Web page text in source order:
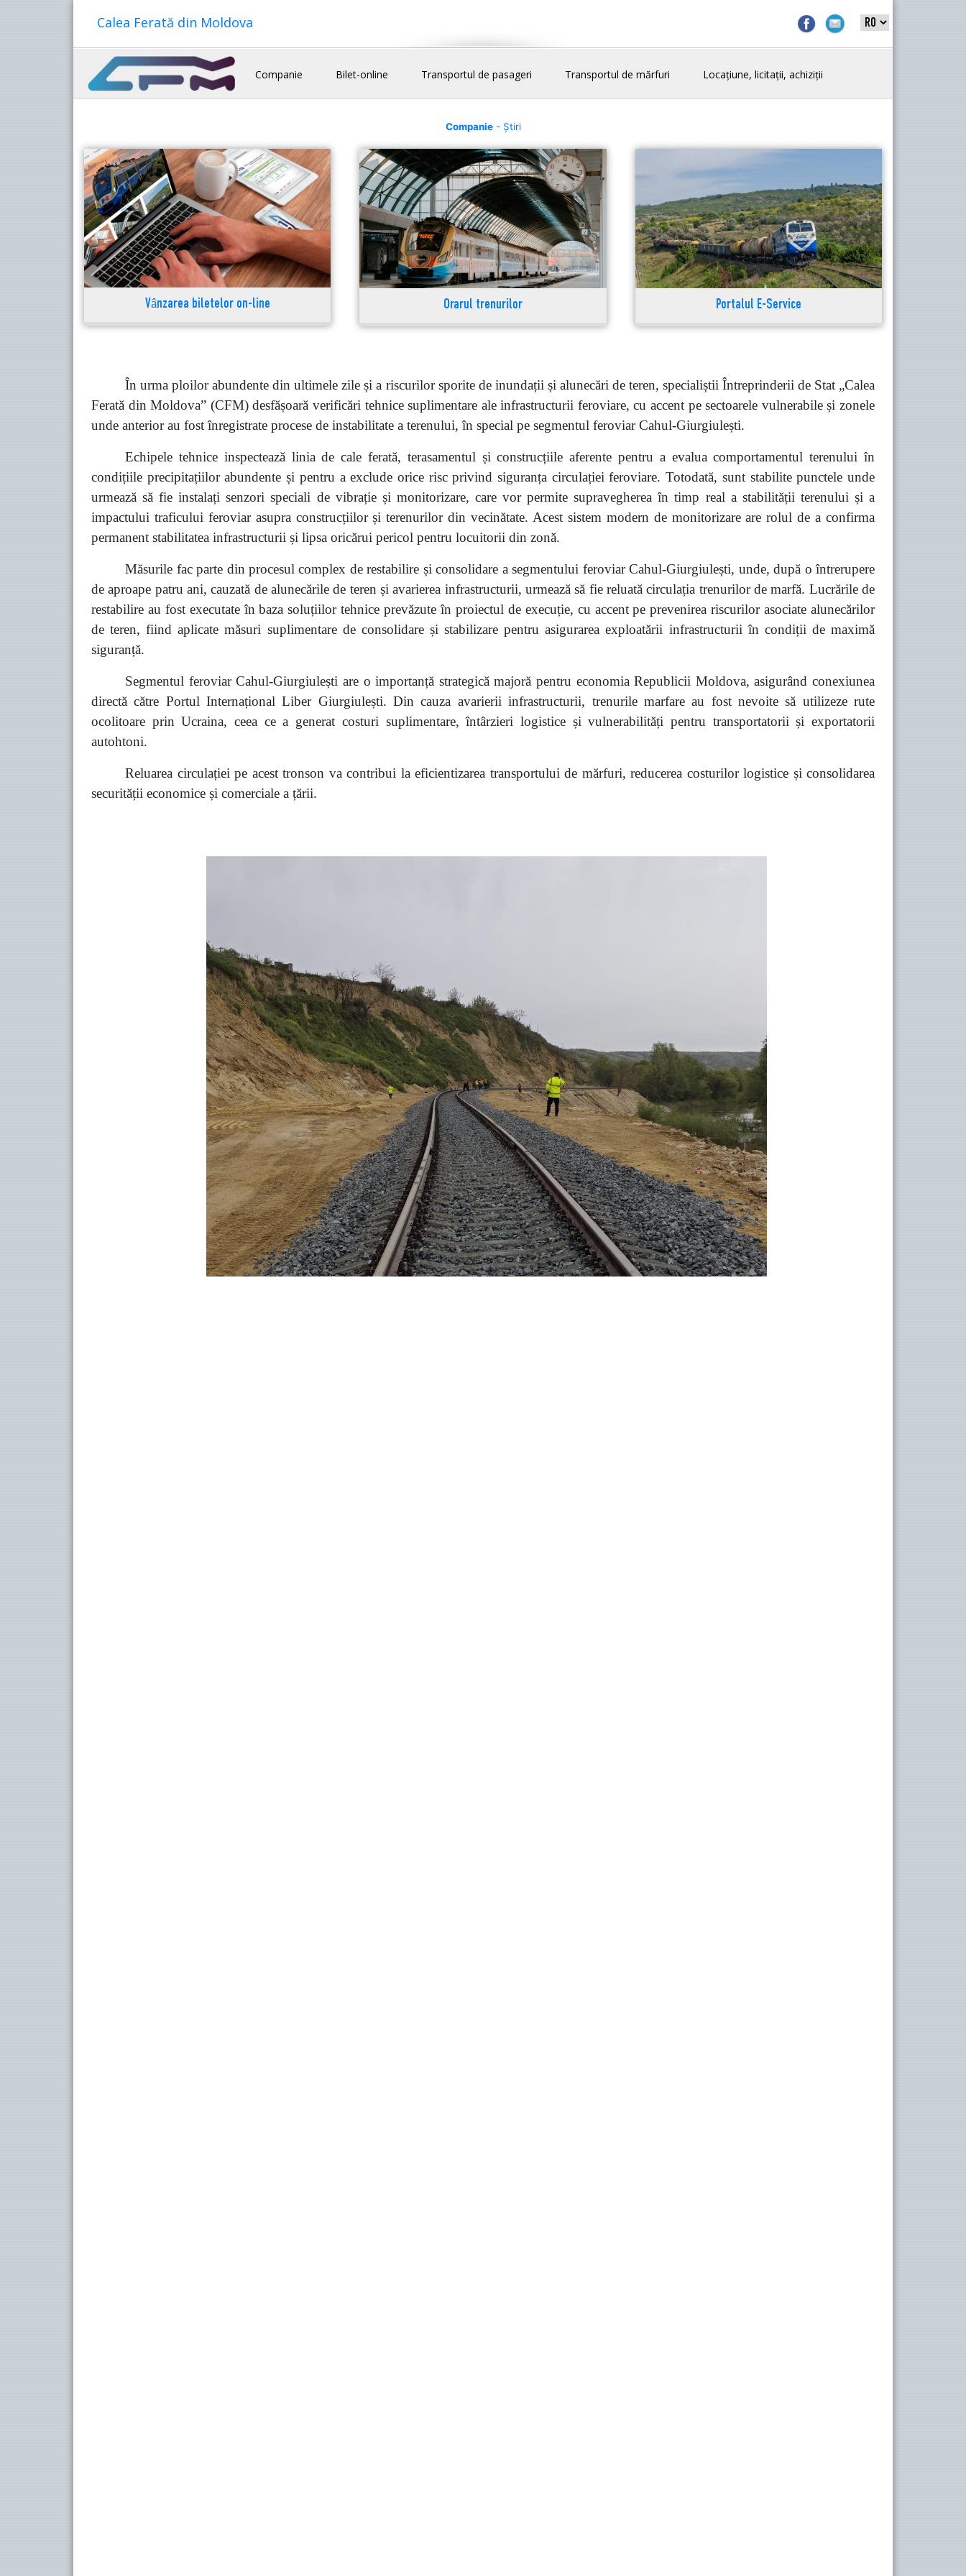
Calea Ferată din Moldova
Companie Bilet-online Transportul de pasageri Transportul de mărfuri Locațiune, licitații, achiziții
Companie- Știri
Vânzarea biletelor on-line Orarul trenurilor Portalul E-Service
În urma ploilor abundente din ultimele zile și a riscurilor sporite de inundații și alunecări de teren, specialiștii Întreprinderii de Stat „Calea
Ferată din Moldova” (CFM) desfășoară verificări tehnice suplimentare ale infrastructurii feroviare, cu accent pe sectoarele vulnerabile și zonele
unde anterior au fost înregistrate procese de instabilitate a terenului, în special pe segmentul feroviar Cahul-Giurgiulești.
Echipele tehnice inspectează linia de cale ferată, terasamentul și construcțiile aferente pentru a evalua comportamentul terenului în
condițiile precipitațiilor abundente și pentru a exclude orice risc privind siguranța circulației feroviare. Totodată, sunt stabilite punctele unde
urmează să fie instalați senzori speciali de vibrație și monitorizare, care vor permite supravegherea în timp real a stabilității terenului și a
impactului traficului feroviar asupra construcțiilor și terenurilor din vecinătate. Acest sistem modern de monitorizare are rolul de a confirma
permanent stabilitatea infrastructurii și lipsa oricărui pericol pentru locuitorii din zonă.
Măsurile fac parte din procesul complex de restabilire și consolidare a segmentului feroviar Cahul-Giurgiulești, unde, după o întrerupere
de aproape patru ani, cauzată de alunecările de teren și avarierea infrastructurii, urmează să fie reluată circulația trenurilor de marfă. Lucrările de
restabilire au fost executate în baza soluțiilor tehnice prevăzute în proiectul de execuție, cu accent pe prevenirea riscurilor asociate alunecărilor
de teren, fiind aplicate măsuri suplimentare de consolidare și stabilizare pentru asigurarea exploatării infrastructurii în condiții de maximă
siguranță.
Segmentul feroviar Cahul-Giurgiulești are o importanță strategică majoră pentru economia Republicii Moldova, asigurând conexiunea
directă către Portul Internațional Liber Giurgiulești. Din cauza avarierii infrastructurii, trenurile marfare au fost nevoite să utilizeze rute
ocolitoare prin Ucraina, ceea ce a generat costuri suplimentare, întârzieri logistice și vulnerabilități pentru transportatorii și exportatorii
autohtoni.
Reluarea circulației pe acest tronson va contribui la eficientizarea transportului de mărfuri, reducerea costurilor logistice și consolidarea
securității economice și comerciale a țării.